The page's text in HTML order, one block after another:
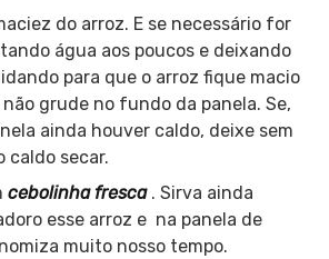
do arroz. E se necessário for
água aos poucos e deixando
para que o arroz fique macio
não grude no fundo da panela. Se,
ainda houver caldo, deixe sem
caldo secar.
cebolinha fresca. Sirva ainda
esse arroz e na panela de
muito nosso tempo.